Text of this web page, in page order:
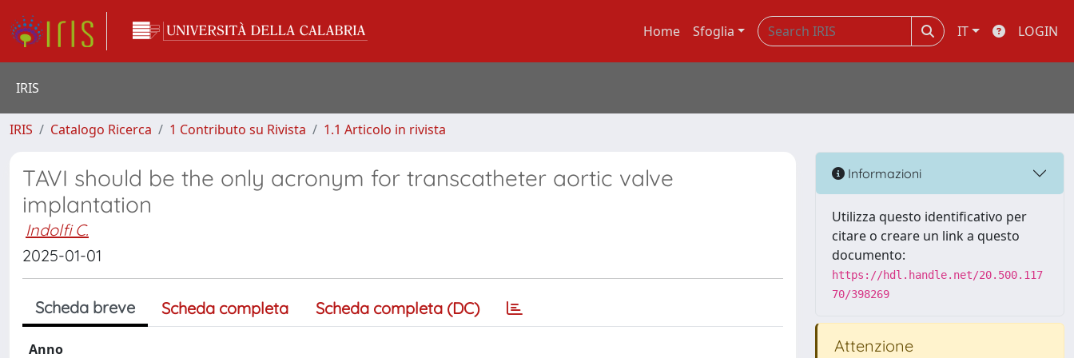
Home Sfoglia IT LOGIN
IRIS
IRIS Catalogo Ricerca 1 Contributo su Rivista 1.1 Articolo in rivista
TAVI should be the only acronym for transcatheter aortic valve
implantation
Indolfi C.
2025-01-01
Scheda breve Scheda completa Scheda completa (DC)
Anno
Informazioni
Utilizza questo identificativo per
citare o creare un link a questo
documento:
https://hdl.handle.net/20.500.117
70/398269
Attenzione